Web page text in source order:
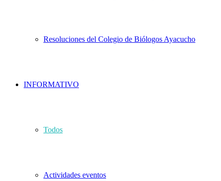
Resoluciones del Colegio de Biólogos Ayacucho
INFORMATIVO
Todos
Actividades eventos